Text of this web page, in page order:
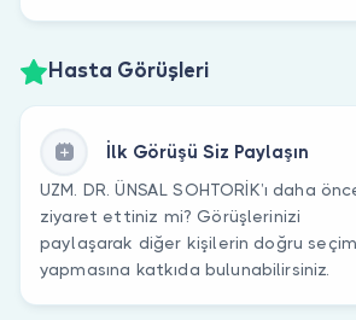
Hasta Görüşleri
İlk Görüşü Siz Paylaşın
UZM. DR. ÜNSAL SOHTORİK’ı daha
ziyaret ettiniz mi? Görüşlerinizi
paylaşarak diğer kişilerin doğru seçim
yapmasına katkıda bulunabilirsiniz.